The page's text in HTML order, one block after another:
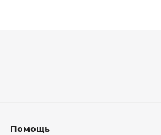
Помощь